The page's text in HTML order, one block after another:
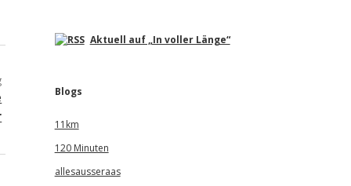
Aktuell auf „In voller Länge“
Blogs
11km
120 Minuten
allesausseraas